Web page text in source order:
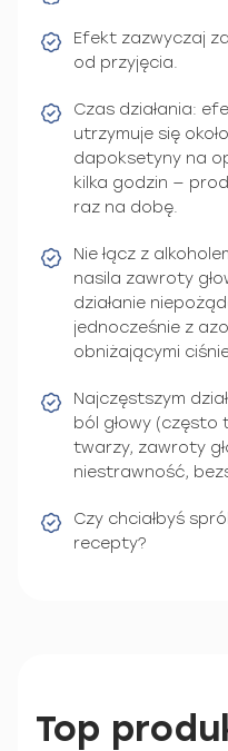
Efekt zazwyczaj
od przyjęcia.
Czas działania:
utrzymuje się
dapoksetyny na
kilka godzin —
raz na dobę.
Nie łącz z
nasila zawroty
działanie
jednocześnie z
obniżającymi
Najczęstszym
ból głowy (często
twarzy, zawroty
niestrawność,
Czy chciałbyś
recepty?
Top